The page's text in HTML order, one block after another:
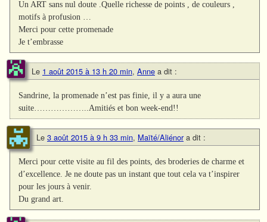
Un ART sans nul doute .Quelle richesse de points , de couleurs ,
motifs à profusion …
Merci pour cette promenade
Je t’embrasse
Le 1 août 2015 à 13 h 20 min, Anne a dit :
Sandrine, la promenade n’est pas finie, il y a aura une
suite………………..Amitiés et bon week-end!!
Le 3 août 2015 à 9 h 33 min, Maïté/Aliénor a dit :
Merci pour cette visite au fil des points, des broderies de charme et
d’excellence. Je ne doute pas un instant que tout cela va t’inspirer
pour les jours à venir.
Du grand art.